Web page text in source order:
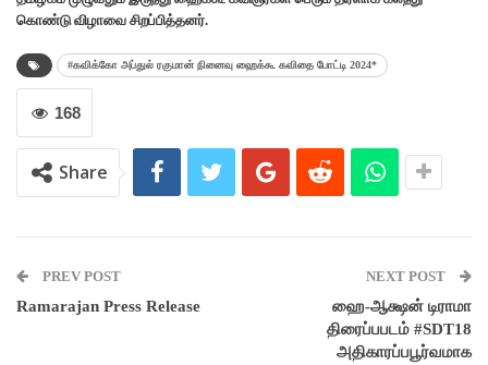
கொண்டு விழாவை சிறப்பித்தனர்.
#கவிக்கோ அப்துல் ரகுமான் நினைவு ஹைக்கூ கவிதை போட்டி 2024*
168
Share
PREV POST
Ramarajan Press Release
NEXT POST
ஹை-ஆக்ஷன் டிராமா
திரைப்பபடம் #SDT18
அதிகாரப்பபூர்வமாக